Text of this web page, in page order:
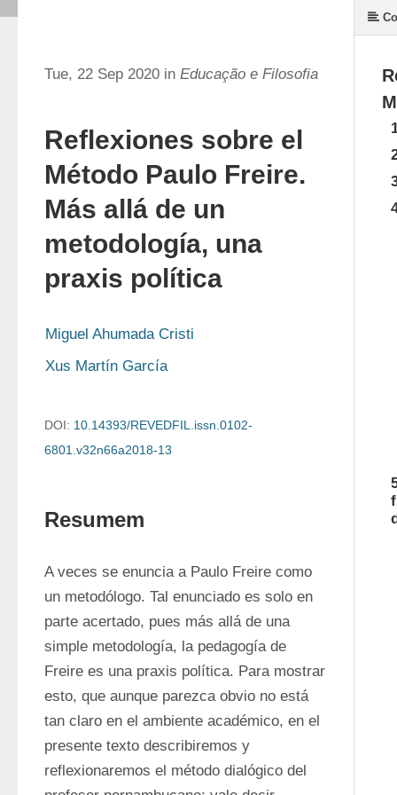
Tue, 22 Sep 2020 in Educação e Filosofia
Reflexiones sobre el
Método Paulo Freire.
Más allá de un
metodología, una
praxis política
Miguel Ahumada Cristi
Xus Martín García
DOI: 10.14393/REVEDFIL.issn.0102-
6801.v32n66a2018-13
Resumem
A veces se enuncia a Paulo Freire como
un metodólogo. Tal enunciado es solo en
parte acertado, pues más allá de una
simple metodología, la pedagogía de
Freire es una praxis política. Para mostrar
esto, que aunque parezca obvio no está
tan claro en el ambiente académico, en el
presente texto describiremos y
reflexionaremos el método dialógico del